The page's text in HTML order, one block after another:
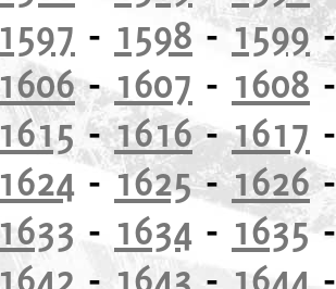
1597 - 1598 - 1599
1606-1607 - 1608
1615 -1616-1617
1624 - 1625-1626
1633 - 1634 - 1635
1642 - 1643 - 1644